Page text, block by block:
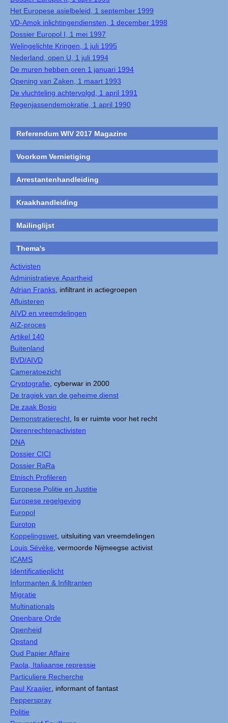
Het Europese asielbeleid, 1 september 1999
VD-Amok inlichtingendiensten, 1 december 1998
Dossier Europol I, 1 mei 1997
Welingelichte Kringen, 1 juli 1995
Nederland, open U, 1 juli 1994
De muren hebben oren 1 januari 1994
Opening van Zaken, 1 maart 1993
De vluchteling achtervolgd, 1 april 1991
Regenjassendemokratie, 1 april 1990
Referendum WIV 2017 Magazine
Voorkom Vernietiging
Arrestantenhandleiding
Kraakhandleiding
Mailinglijst
Thema's
Activisten
Administratieve Apartheid
Adrian Franks , infiltrant in actiegroepen
Afluisteren
AIVD en vreemdelingen
AIZ-proces
Artikel 140
Buitenland
BVD/AIVD
Cameratoezicht
Cryptografie , cyberwar in 2000
De tragiek van de geheime dienst
De zaak Bosio
Demonstratierecht , Is er ruimte voor het recht
Dierenrechtenactivisten
DNA
Dossier CICI
Dossier RaRa
Etnisch Profileren
Europese Politie en Justitie
Europese regelgeving
Europol
Eurotop
Koppelingswet , uitsluiting van vreemdelingen
Louis Sévèke , vermoorde Nijmeegse activist
ICAMS
Identificatieplicht
Informanten & Infiltranten
Migratie
Multinationals
Openbare Orde
Openheid
Opstand
Oud Papier Affaire
Paola, Italiaanse repressie
Particuliere Recherche
Paul Kraaijer , informant of fantast
Pepperspray
Politie